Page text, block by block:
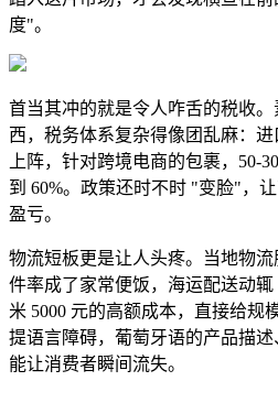
度"。
首当其冲的就是令人咋舌的税收
西，税务体系复杂得像团乱麻：
上阵，针对跨境电商的包裹，50-
到 60%。政策还时不时 "变脸"，
盈亏。
物流短板更是让人头疼。当地物流
件率成了家常便饭，海运配送动
米 5000 元的高额成本，直接给规
提语言障碍，葡萄牙语的产品描
能让消费者瞬间流失。